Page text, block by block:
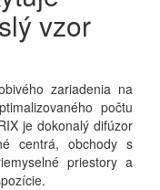
vzor
zariadenia na
počtu
je dokonalý difúzor
centrá, obchody s
priestory a